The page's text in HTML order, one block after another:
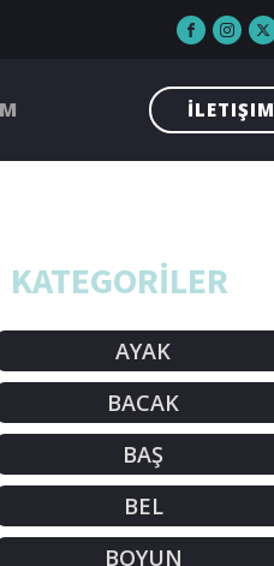
İLETIŞIM
KATEGORİLER
AYAK
BACAK
BAŞ
BEL
BOYUN